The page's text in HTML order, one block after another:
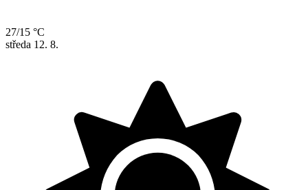
27/15 °C
středa 12. 8.